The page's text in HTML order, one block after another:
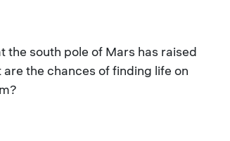
south pole of Mars has raised
the chances of finding life on